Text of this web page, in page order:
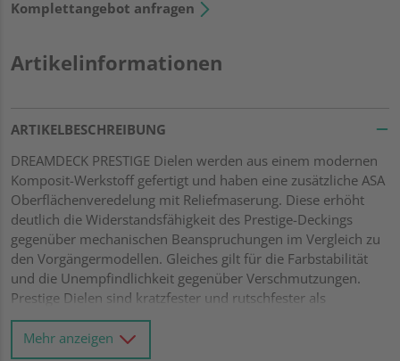
Komplettangebot anfragen
Artikelinformationen
ARTIKELBESCHREIBUNG
DREAMDECK PRESTIGE Dielen werden aus einem modernen
Komposit-Werkstoff gefertigt und haben eine zusätzliche ASA
Oberflächenveredelung mit Reliefmaserung. Diese erhöht
deutlich die Widerstandsfähigkeit des Prestige-Deckings
gegenüber mechanischen Beanspruchungen im Vergleich zu
den Vorgängermodellen. Gleiches gilt für die Farbstabilität
und die Unempfindlichkeit gegenüber Verschmutzungen.
Prestige Dielen sind kratzfester und rutschfester als
vergleichbare Materialien. Bitte beachten Sie: Bei Komposit-
Werkstoffen sind Farbunterschiede völlig typisch und können
produktions- und chargenbedingt schwanken.
Mehr anzeigen